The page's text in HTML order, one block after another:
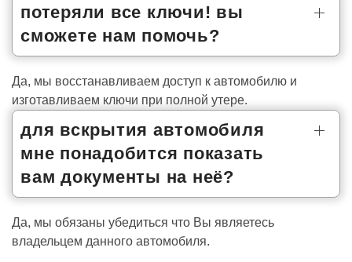
потеряли все ключи! вы
сможете нам помочь?
Да, мы восстанавливаем доступ к автомобилю и
изготавливаем ключи при полной утере.
для вскрытия автомобиля
мне понадобится показать
вам документы на неё?
Да, мы обязаны убедиться что Вы являетесь
владельцем данного автомобиля.